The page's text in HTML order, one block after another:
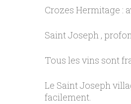
Crozes Hermitage :
Saint Joseph ,
Tous les vins sont
Le Saint Joseph
facilement.